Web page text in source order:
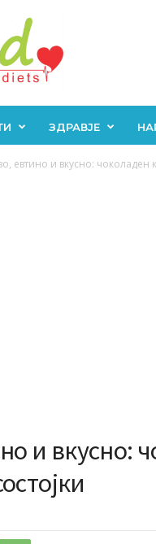
ЗДРАВЈЕ
евтино и вкусно: чоколаден
и вкусно: